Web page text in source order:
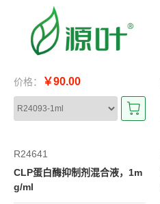
价格： ￥90.00
R24641
CLP蛋白酶抑制剂混合液，1m
g/ml